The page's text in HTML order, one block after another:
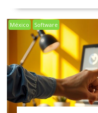
México Software